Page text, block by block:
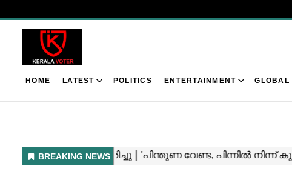
HOME LATEST POLITICS ENTERTAINMENT GLOBAL